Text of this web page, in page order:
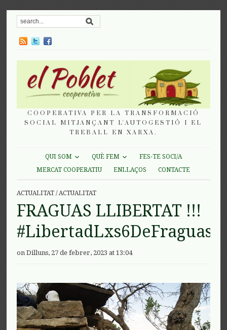
COOPERATIVA PER LA TRANSFORMACIÓ
SOCIAL MITJANÇANT L'AUTOGESTIÓ I EL
TREBALL EN XARXA.
QUI SOM QUÈ FEM
FES-TE SOCI/A
MERCAT COOPERATIU
ENLLAÇOS CONTACTE
ACTUALITAT /ACTUALITAT
FRAGUAS LLIBERTAT !!!
#LibertadLxs6DeFraguas
on Dilluns, 27 de febrer, 2023 at 13:04